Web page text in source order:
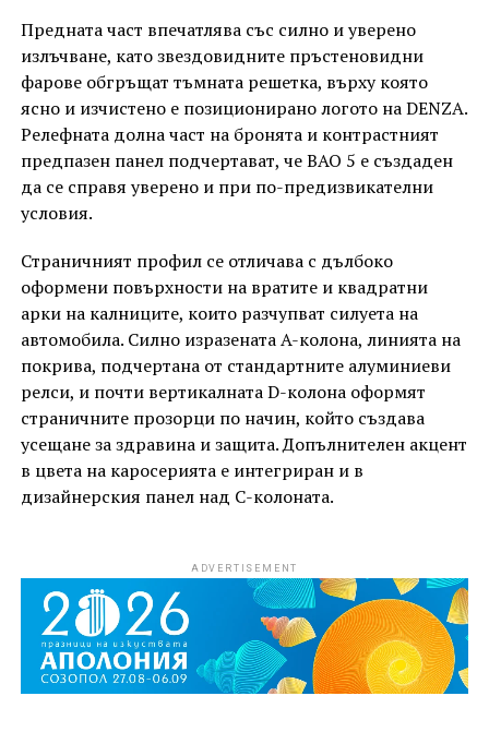
Предната част впечатлява със силно и уверено
излъчване, като звездовидните пръстеновидни
фарове обгръщат тъмната решетка, върху която
ясно и изчистено е позиционирано логото на DENZA.
Релефната долна част на бронята и контрастният
предпазен панел подчертават, че BAO 5 е създаден
да се справя уверено и при по-предизвикателни
условия.
Страничният профил се отличава с дълбоко
оформени повърхности на вратите и квадратни
арки на калниците, които разчупват силуета на
автомобила. Силно изразената A-колона, линията на
покрива, подчертана от стандартните алуминиеви
релси, и почти вертикалната D-колона оформят
страничните прозорци по начин, който създава
усещане за здравина и защита. Допълнителен акцент
в цвета на каросерията е интегриран и в
дизайнерския панел над C-колоната.
ADVERTISEMENT